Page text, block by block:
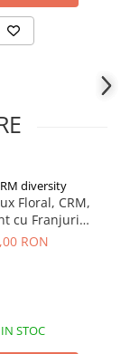
diversity
Floral, CRM,
cu Franjuri
Femei,
RON
IN STOC